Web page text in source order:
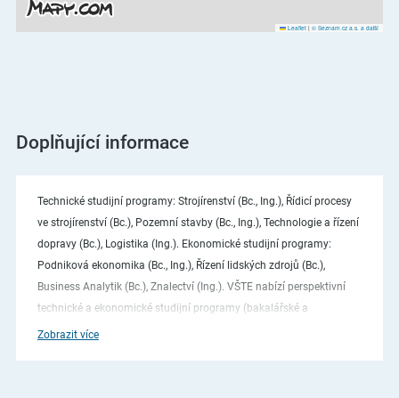
Leaflet | © Seznam.cz a.s. a další
Doplňující informace
Technické studijní programy: Strojírenství (Bc., Ing.), Řídicí procesy
ve strojírenství (Bc.), Pozemní stavby (Bc., Ing.), Technologie a řízení
dopravy (Bc.), Logistika (Ing.). Ekonomické studijní programy:
Podniková ekonomika (Bc., Ing.), Řízení lidských zdrojů (Bc.),
Business Analytik (Bc.), Znalectví (Ing.). VŠTE nabízí perspektivní
technické a ekonomické studijní programy (bakalářské a
magisterské). Pro zahraniční studenty jsou k dispozici také studijní
Zobrazit více